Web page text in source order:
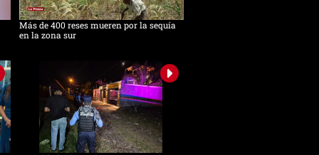
Más de 400 reses mueren por la sequía
en la zona sur